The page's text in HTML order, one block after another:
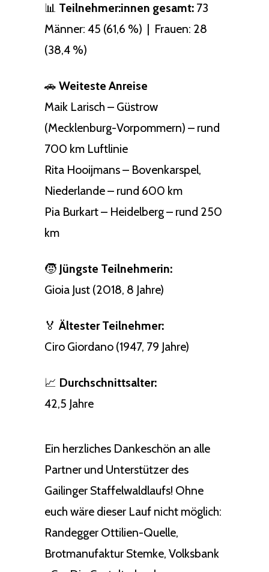
📊 Teilnehmer:innen gesamt: 73
Männer: 45 (61,6 %) | Frauen: 28
(38,4 %)
🚗 Weiteste Anreise
Maik Larisch – Güstrow
(Mecklenburg-Vorpommern) – rund
700 km Luftlinie
Rita Hooijmans – Bovenkarspel,
Niederlande – rund 600 km
Pia Burkart – Heidelberg – rund 250
km
🧒 Jüngste Teilnehmerin:
Gioia Just (2018, 8 Jahre)
🏅 Ältester Teilnehmer:
Ciro Giordano (1947, 79 Jahre)
📈 Durchschnittsalter:
42,5 Jahre
Ein herzliches Dankeschön an alle
Partner und Unterstützer des
Gailinger Staffelwaldlaufs! Ohne
euch wäre dieser Lauf nicht möglich:
Randegger Ottilien-Quelle,
Brotmanufaktur Stemke, Volksbank